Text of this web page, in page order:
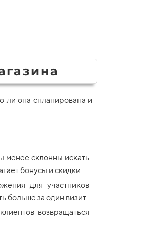
ли она спланирована и
менее склонны искать
бонусы и скидки.
для участников
больше за один визит.
возвращаться